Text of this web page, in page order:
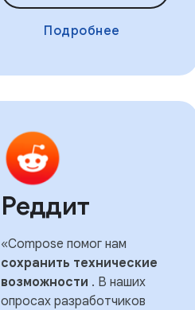
Подробнее
Реддит
«Compose помог нам
сохранить технические
возможности . В наших
опросах разработчиков